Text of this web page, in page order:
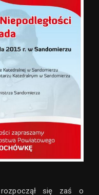
rozpoczął się zaś o